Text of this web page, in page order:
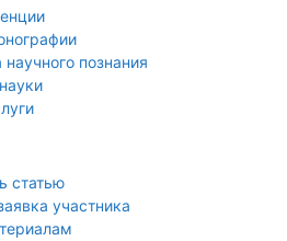
познания
статью
участника